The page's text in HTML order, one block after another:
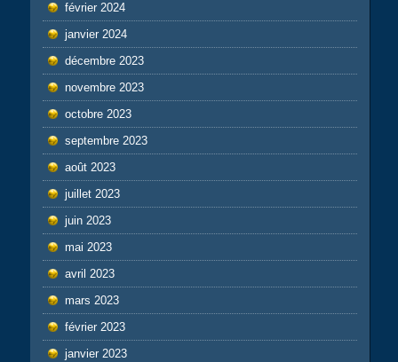
février 2024
janvier 2024
décembre 2023
novembre 2023
octobre 2023
septembre 2023
août 2023
juillet 2023
juin 2023
mai 2023
avril 2023
mars 2023
février 2023
janvier 2023